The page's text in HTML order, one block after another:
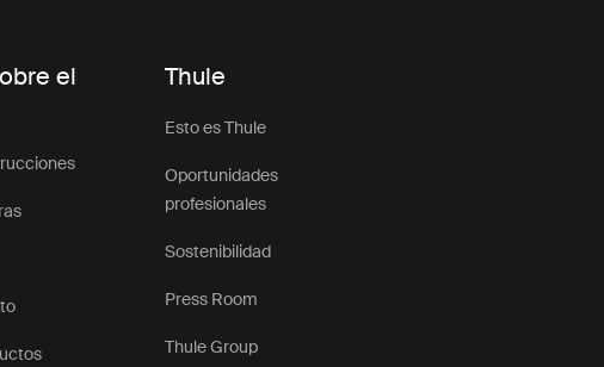
el
Thule
Esto es Thule
Oportunidades
profesionales
Sostenibilidad
Press Room
Thule Group